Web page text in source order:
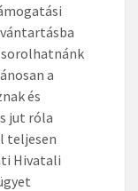
sorolhatnánk
a
és
jut róla
teljesen
Hivatali